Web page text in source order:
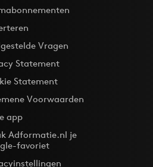
Vragen
Statement
Statement
Voorwaarden
app
Adformatie.nl je
favoriet